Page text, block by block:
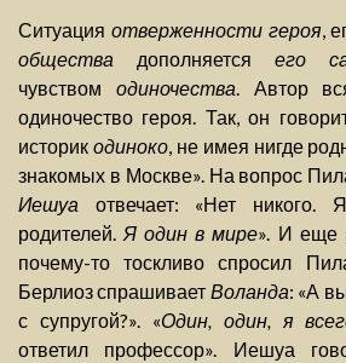
Ситуация отверженности героя,
общества дополняется его
чувством одиночества. Автор
одиночество героя. Так, он
историк одиноко, не имея нигде
знакомых в Москве». На вопрос
Иешуа отвечает: «Нет
родителей.Я один в мире». И еще
почему-то тоскливо спросил
Берлиоз спрашивает Воланда: «А
с супругой?». «Один, один, я
ответил профессор». Иешуа